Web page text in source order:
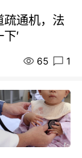
通机，法
′
65 1